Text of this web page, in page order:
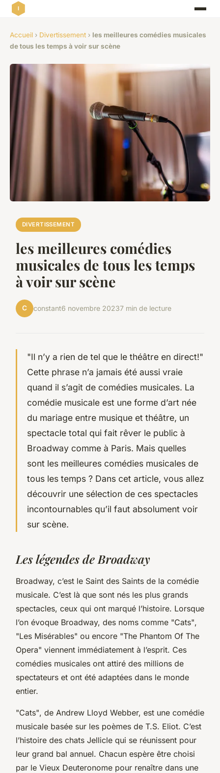
Accueil › Divertissement › les meilleures comédies musicales
de tous les temps à voir sur scène
DIVERTISSEMENT
les meilleures comédies
musicales de tous les temps
à voir sur scène
C constant6 novembre 20237 min de lecture
"Il n’y a rien de tel que le théâtre en direct!"
Cette phrase n’a jamais été aussi vraie
quand il s’agit de comédies musicales. La
comédie musicale est une forme d’art née
du mariage entre musique et théâtre, un
spectacle total qui fait rêver le public à
Broadway comme à Paris. Mais quelles
sont les meilleures comédies musicales de
tous les temps ? Dans cet article, vous allez
découvrir une sélection de ces spectacles
incontournables qu’il faut absolument voir
sur scène.
Les légendes de Broadway
Broadway, c’est le Saint des Saints de la comédie
musicale. C’est là que sont nés les plus grands
spectacles, ceux qui ont marqué l’histoire. Lorsque
l’on évoque Broadway, des noms comme "Cats",
"Les Misérables" ou encore "The Phantom Of The
Opera" viennent immédiatement à l’esprit. Ces
comédies musicales ont attiré des millions de
spectateurs et ont été adaptées dans le monde
entier.
"Cats", de Andrew Lloyd Webber, est une comédie
musicale basée sur les poèmes de T.S. Eliot. C’est
l’histoire des chats Jellicle qui se réunissent pour
leur grand bal annuel. Chacun espère être choisi
par le Vieux Deuteronome pour renaître dans une